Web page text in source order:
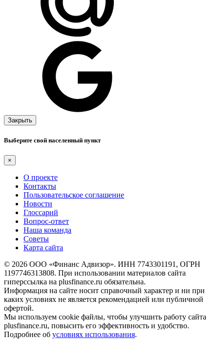
Закрыть
Выберите свой населенный пункт
×
О проекте
Контакты
Пользовательское соглашение
Новости
Глоссарий
Вопрос-ответ
Наша команда
Советы
Карта сайта
© 2026 ООО «Финанс Адвизор». ИНН 7743301191, ОГРН
1197746313808. При использовании материалов сайта
гиперссылка на plusfinance.ru обязательна.
Информация на сайте носит справочный характер и ни при
каких условиях не является рекомендацией или публичной
офертой.
Мы используем cookie файлы, чтобы улучшить работу сайта
plusfinance.ru, повысить его эффективность и удобство.
Подробнее об условиях использования.